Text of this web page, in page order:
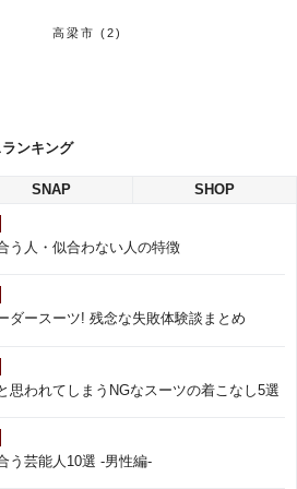
高梁市 (2)
ンキング
SNAP SHOP
う人・似合わない人の特徴
ダースーツ! 残念な失敗体験談まとめ
思われてしまうNGなスーツの着こなし5選
う芸能人10選 -男性編-